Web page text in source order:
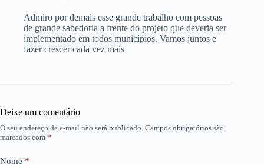
Admiro por demais esse grande trabalho com pessoas
de grande sabedoria a frente do projeto que deveria ser
implementado em todos municípios. Vamos juntos e
fazer crescer cada vez mais
Deixe um comentário
O seu endereço de e-mail não será publicado. Campos obrigatórios são
marcados com *
Nome *